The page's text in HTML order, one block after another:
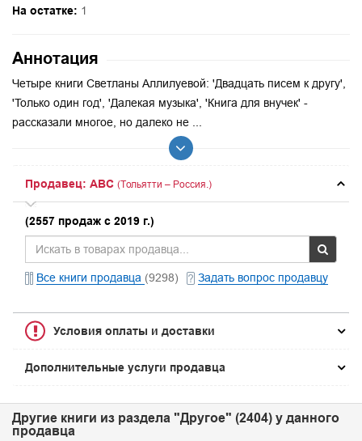
На остатке: 1
Аннотация
Четыре книги Светланы Аллилуевой: 'Двадцать писем к другу',
'Только один год', 'Далекая музыка', 'Книга для внучек' -
рассказали многое, но далеко не ...
Продавец: ABC (Тольятти – Россия.)
(2557 продаж с 2019 г.)
Все книги продавца (9298) Задать вопрос продавцу
Условия оплаты и доставки
Дополнительные услуги продавца
Другие книги из раздела "Другое" (2404) у данного
продавца